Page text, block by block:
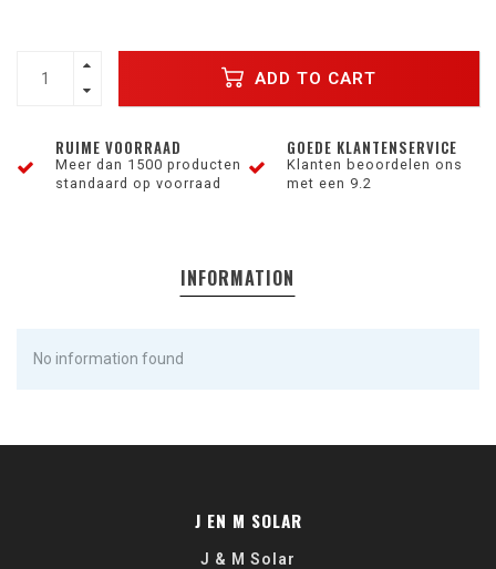
ADD TO CART
RUIME VOORRAAD
Meer dan 1500 producten
standaard op voorraad
GOEDE KLANTENSERVICE
Klanten beoordelen ons
met een 9.2
INFORMATION
No information found
J EN M SOLAR
J & M Solar